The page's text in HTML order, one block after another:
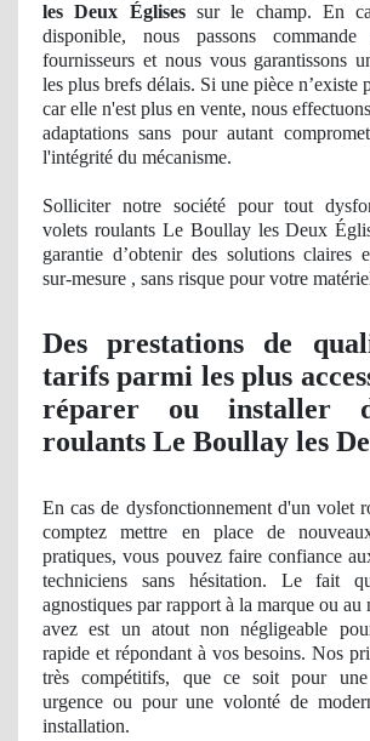
les Deux Églisessur le champ. En
disponible, nous passons
fournisseurs et nous vous garantissons
les plus brefs délais. Si une pièce n’existe
car elle n'est plus en vente, nous
adaptations sans pour autant
l'intégrité du mécanisme.
Solliciter notre société pour tout
volets roulants Le Boullay les Deux
garantie d’obtenir des solutions claires
sur-mesure , sans risque pour votre mat
Des prestations de
tarifs parmi les plus
réparer ou installer
roulants Le Boullay les
En cas de dysfonctionnement d'un volet
comptez mettre en place de
pratiques, vous pouvez faire confiance
techniciens sans hésitation. Le fait
agnostiques par rapport à la marque ou au
avez est un atoutnon négligeable
rapide et répondant à vos besoins. Nos
très compétitifs, que ce soit pour
urgence ou pour une volonté de
installation.